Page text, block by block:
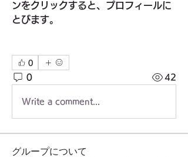
ンをクリックすると、プロフィールに
とびます。
0
0 42
Write a comment...
グループについて